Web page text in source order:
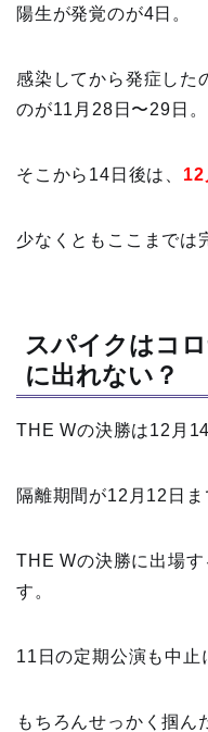
陽生が発覚のが4日。
感染してから発症した
のが11月28日〜29日。
そこから14日後は、 12
少なくともここまでは
スパイクはコロ
に出れない？
THE Wの決勝は12月14
隔離期間が12月12日ま
THE Wの決勝に出場
す。
11日の定期公演も中止
もちろんせっかく掴ん